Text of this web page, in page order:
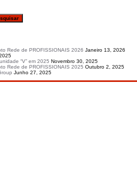
Rede de PROFISSIONAIS 2026 Janeiro 13, 2026
“V” em 2025 Novembro 30, 2025
Rede de PROFISSIONAIS 2025 Outubro 2, 2025
Junho 27, 2025